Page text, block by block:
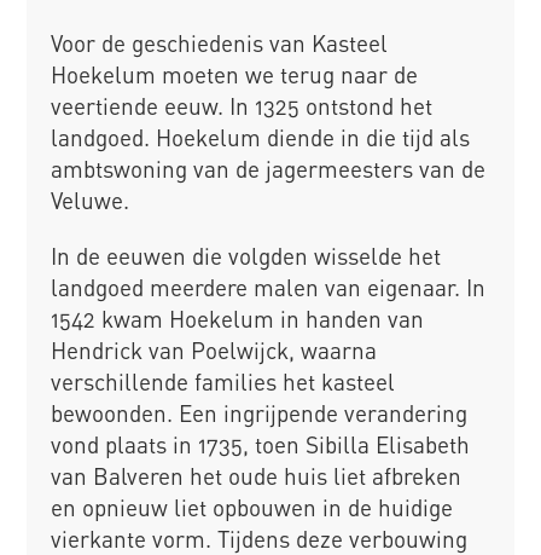
Voor de geschiedenis van Kasteel
Hoekelum moeten we terug naar de
veertiende eeuw. In 1325 ontstond het
landgoed. Hoekelum diende in die tijd als
ambtswoning van de jagermeesters van de
Veluwe.
In de eeuwen die volgden wisselde het
landgoed meerdere malen van eigenaar. In
1542 kwam Hoekelum in handen van
Hendrick van Poelwijck, waarna
verschillende families het kasteel
bewoonden. Een ingrijpende verandering
vond plaats in 1735, toen Sibilla Elisabeth
van Balveren het oude huis liet afbreken
en opnieuw liet opbouwen in de huidige
vierkante vorm. Tijdens deze verbouwing